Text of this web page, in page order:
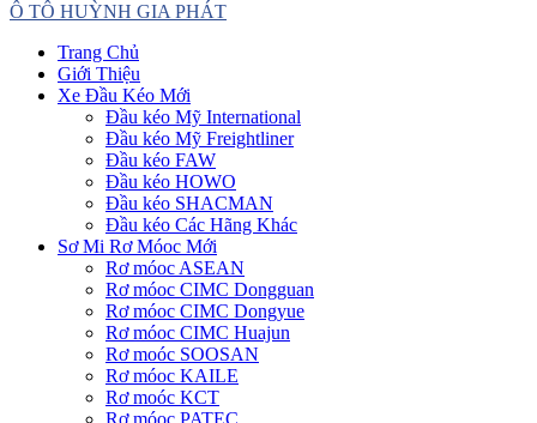
Ô TÔ HUỲNH GIA PHÁT
Trang Chủ
Giới Thiệu
Xe Đầu Kéo Mới
Đầu kéo Mỹ International
Đầu kéo Mỹ Freightliner
Đầu kéo FAW
Đầu kéo HOWO
Đầu kéo SHACMAN
Đầu kéo Các Hãng Khác
Sơ Mi Rơ Móoc Mới
Rơ móoc ASEAN
Rơ móoc CIMC Dongguan
Rơ móoc CIMC Dongyue
Rơ móoc CIMC Huajun
Rơ moóc SOOSAN
Rơ móoc KAILE
Rơ moóc KCT
Rơ móoc PATEC